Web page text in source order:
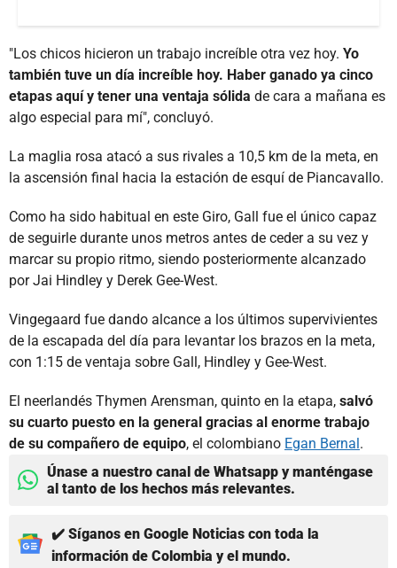
"Los chicos hicieron un trabajo increíble otra vez hoy. Yo
también tuve un día increíble hoy. Haber ganado ya cinco
etapas aquí y tener una ventaja sólida de cara a mañana es
algo especial para mí", concluyó.
La maglia rosa atacó a sus rivales a 10,5 km de la meta, en
la ascensión final hacia la estación de esquí de Piancavallo.
Como ha sido habitual en este Giro, Gall fue el único capaz
de seguirle durante unos metros antes de ceder a su vez y
marcar su propio ritmo, siendo posteriormente alcanzado
por Jai Hindley y Derek Gee-West.
Vingegaard fue dando alcance a los últimos supervivientes
de la escapada del día para levantar los brazos en la meta,
con 1:15 de ventaja sobre Gall, Hindley y Gee-West.
El neerlandés Thymen Arensman, quinto en la etapa, salvó
su cuarto puesto en la general gracias al enorme trabajo
de su compañero de equipo, el colombiano Egan Bernal.
Únase a nuestro canal de Whatsapp y manténgase
al tanto de los hechos más relevantes.
✔️ Síganos en Google Noticias con toda la
información de Colombia y el mundo.